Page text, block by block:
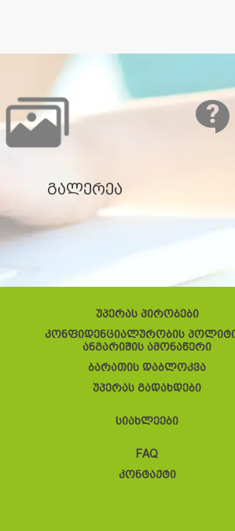
გალერეა
უპერას პირობები
კონფიდენციალურობის
ანგარიშის ამონაწერი
ბარათის დაბლოკვა
უპერას გადახდები
სიახლეები
FAQ
კონტაქტი